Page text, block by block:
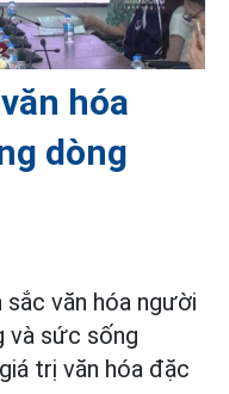
hóa
dòng
văn hóa người
và sức sống
trị văn hóa đặc